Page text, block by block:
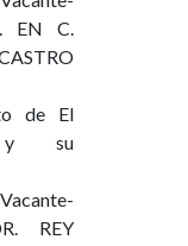
EN C.
de El
y su
REY